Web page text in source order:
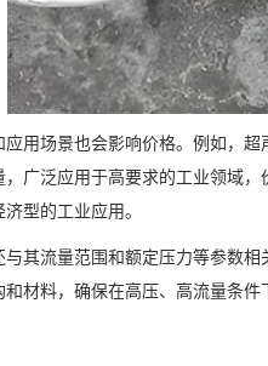
应用场景也会影响价格。例如，
，广泛应用于高要求的工业领域
型的工业应用。
与其流量范围和额定压力等参数
材料，确保在高压、高流量条件